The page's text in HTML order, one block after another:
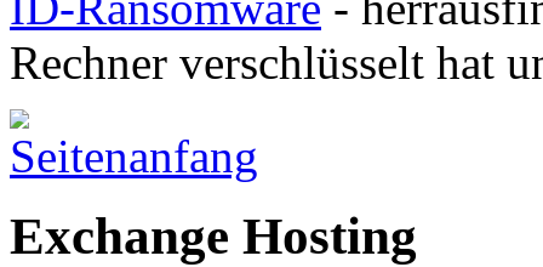
Rechner verschlüsselt hat
Exchange Hosting